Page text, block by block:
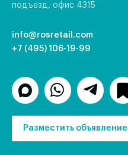
подъезд, офис 4315
info@rosretail.com
+7 (495) 106-19-99
Разместить объявление